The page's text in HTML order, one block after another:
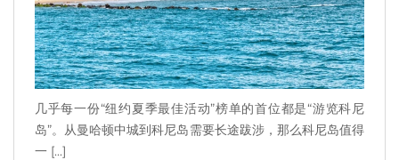
几乎每一份“纽约夏季最佳活动”榜单的首位都是“游览科尼
岛”。从曼哈顿中城到科尼岛需要长途跋涉，那么科尼岛值得
一 [...]